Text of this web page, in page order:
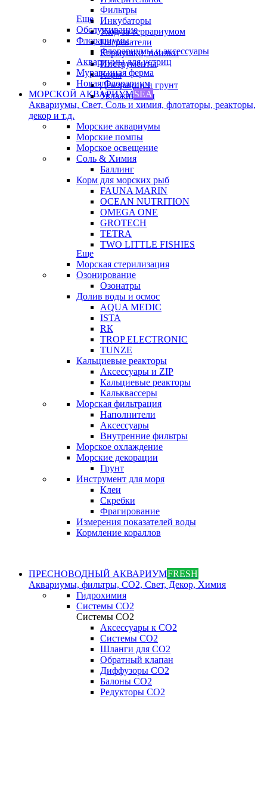
Фильтры
Инкубаторы
Уход за террариумом
Нагреватели
Кормушки, поилки
Инструменты
Корм
Декорации и грунт
Увлажнители
Еще
Обслуживание
Флорариумы
Флорариумы и аксессуары
Аквариумы для устриц
Муравьиная ферма
Новая Флорариум
МОРСКОЙ АКВАРИУМSEA
Аквариумы, Свет, Соль и химия, флотаторы, реакторы,
декор и т.д.
Морские аквариумы
Морские помпы
Морское освещение
Соль & Химия
Баллинг
Корм для морских рыб
FAUNA MARIN
OCEAN NUTRITION
OMEGA ONE
GROTECH
TETRA
TWO LITTLE FISHIES
Еще
Морская стерилизация
Озонирование
Озонатры
Долив воды и осмос
AQUA MEDIC
ISTA
RК
TROP ELECTRONIC
TUNZE
Кальциевые реакторы
Аксессуары и ZIP
Кальциевые реакторы
Кальквассеры
Морская фильтрация
Наполнители
Аксессуары
Внутренние фильтры
Морское охлаждение
Морские декорации
Грунт
Инструмент для моря
Клеи
Скребки
Фрагирование
Измерения показателей воды
Кормление кораллов
ПРЕСНОВОДНЫЙ АКВАРИУМFRESH
Аквариумы, фильтры, СО2, Свет, Декор, Химия
Гидрохимия
Системы СО2
Системы СО2
Аксессуары к СО2
Системы СО2
Шланги для CO2
Обратный клапан
Диффузоры СO2
Балоны CO2
Редукторы CO2